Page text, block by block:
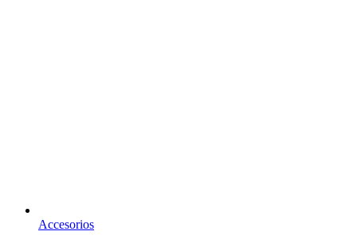
Accesorios